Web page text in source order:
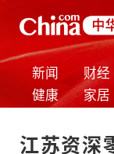
新闻 财经
健康
家居
江苏资深